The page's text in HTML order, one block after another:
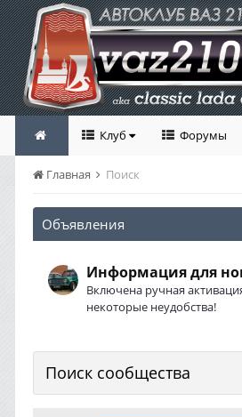
Клуб Форумы
Главная Поиск
Объявления
Информация для
Включена ручная
некоторые неудобства!
Поиск сообщества